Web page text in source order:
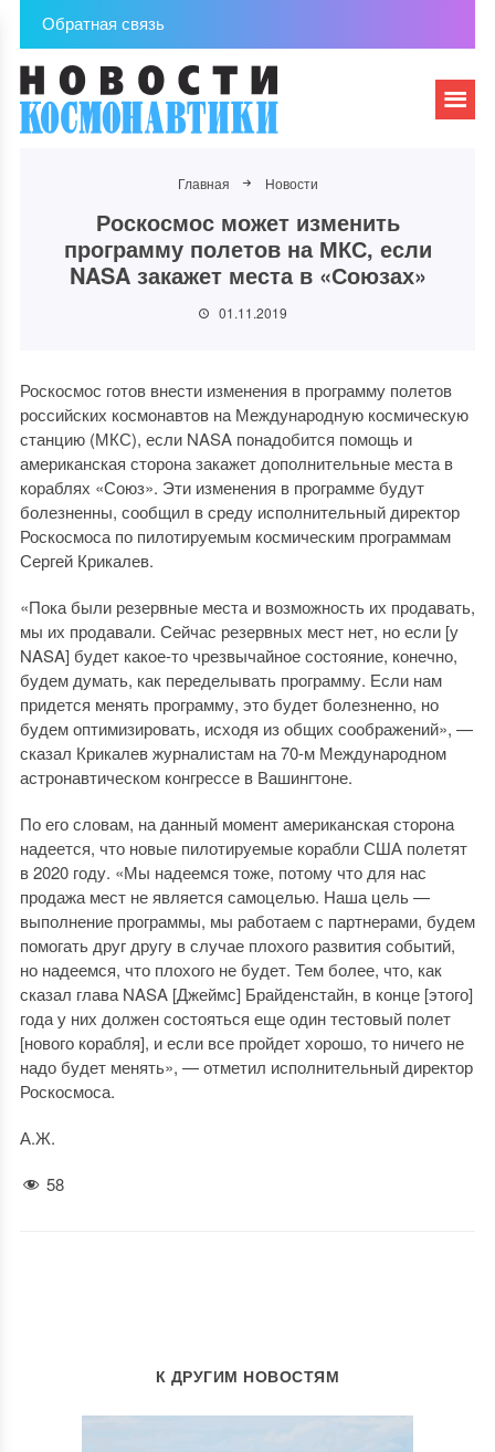
Обратная связь
Главная Новости
Роскосмос может изменить
программу полетов на МКС, если
NASA закажет места в «Союзах»
01.11.2019
Роскосмос готов внести изменения в программу полетов
российских космонавтов на Международную космическую
станцию (МКС), если NASA понадобится помощь и
американская сторона закажет дополнительные места в
кораблях «Союз». Эти изменения в программе будут
болезненны, сообщил в среду исполнительный директор
Роскосмоса по пилотируемым космическим программам
Сергей Крикалев.
«Пока были резервные места и возможность их продавать,
мы их продавали. Сейчас резервных мест нет, но если [у
NASA] будет какое-то чрезвычайное состояние, конечно,
будем думать, как переделывать программу. Если нам
придется менять программу, это будет болезненно, но
будем оптимизировать, исходя из общих соображений», —
сказал Крикалев журналистам на 70-м Международном
астронавтическом конгрессе в Вашингтоне.
По его словам, на данный момент американская сторона
надеется, что новые пилотируемые корабли США полетят
в 2020 году. «Мы надеемся тоже, потому что для нас
продажа мест не является самоцелью. Наша цель —
выполнение программы, мы работаем с партнерами, будем
помогать друг другу в случае плохого развития событий,
но надеемся, что плохого не будет. Тем более, что, как
сказал глава NASA [Джеймс] Брайденстайн, в конце [этого]
года у них должен состояться еще один тестовый полет
[нового корабля], и если все пройдет хорошо, то ничего не
надо будет менять», — отметил исполнительный директор
Роскосмоса.
А.Ж.
58
К ДРУГИМ НОВОСТЯМ